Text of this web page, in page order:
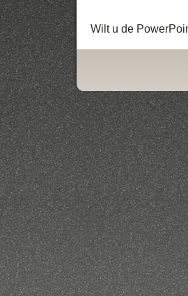
Wilt u de